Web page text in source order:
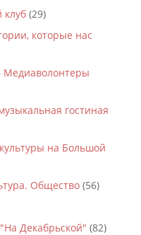
клуб(29)
которые нас
гостиная
на Большой
Общество(56)
Декабрьской" (82)